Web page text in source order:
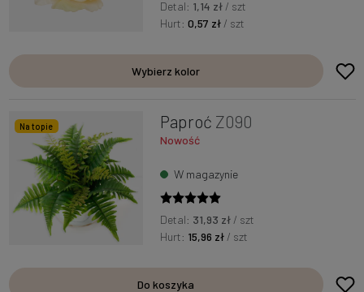
Detal: 1,14 zł / szt
Hurt:0,57 zł / szt
Wybierz kolor
Na topie Paproć Z090
Nowość
W magazynie
Detal: 31,93 zł / szt
Hurt: 15,96 zł / szt
Do koszyka